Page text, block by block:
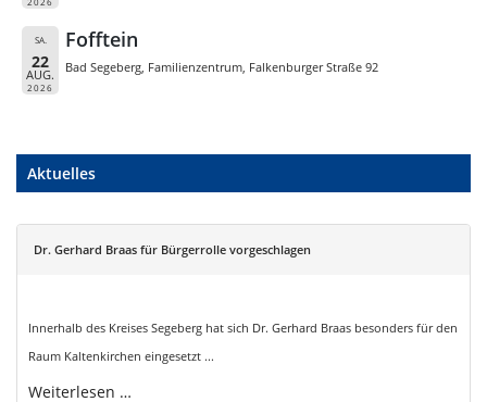
SA.
22
AUG.
2026
Fofftein
Bad Segeberg, Familienzentrum, Falkenburger Straße 92
Aktuelles
Dr. Gerhard Braas für Bürgerrolle vorgeschlagen
Innerhalb des Kreises Segeberg hat sich Dr. Gerhard Braas besonders für den
Raum Kaltenkirchen eingesetzt ...
Weiterlesen …